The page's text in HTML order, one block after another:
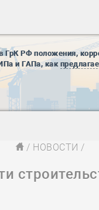
ГрК РФ положения,
и ГАПа, как
/ НОВОСТИ /